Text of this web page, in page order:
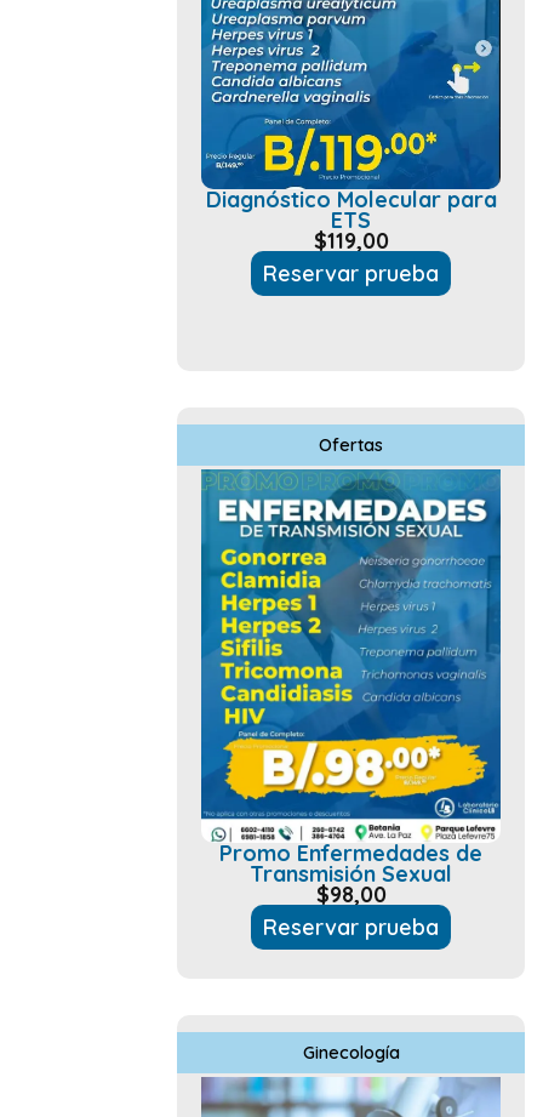
Diagnóstico Molecular para
ETS
$119,00
Reservar prueba
Ofertas
Promo Enfermedades de
Transmisión Sexual
$98,00
Reservar prueba
Ginecología